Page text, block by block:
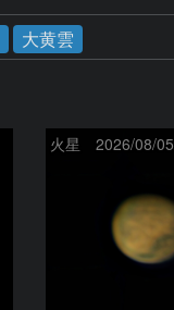
大黄雲
火星 2026/08/05